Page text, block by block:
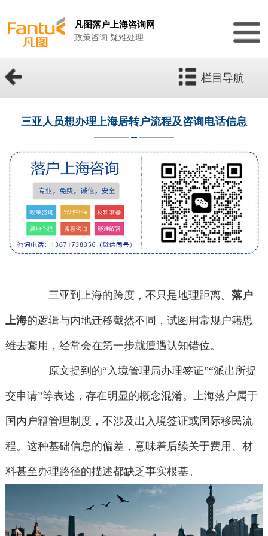
凡图落户上海咨询网
政策咨询 疑难处理
栏目导航
三亚人员想办理上海居转户流程及咨询电话信息
三亚到上海的跨度，不只是地理距离。落户
上海的逻辑与内地迁移截然不同，试图用常规户籍思
维去套用，经常会在第一步就遭遇认知错位。
原文提到的“入境管理局办理签证”“派出所提
交申请”等表述，存在明显的概念混淆。上海落户属于
国内户籍管理制度，不涉及出入境签证或国际移民流
程。这种基础信息的偏差，意味着后续关于费用、材
料甚至办理路径的描述都缺乏事实根基。